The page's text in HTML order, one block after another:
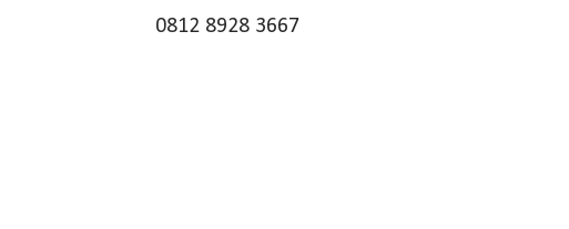
0812 8928 3667